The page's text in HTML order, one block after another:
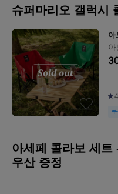
슈퍼마리오 갤럭시
아
아세페 콜라보 세트
우산 증정